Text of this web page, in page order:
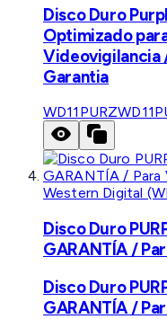
Disco Duro
Optimizado
Videovigilancia
Garantia
WD11PURZ
Western Digital
Disco Duro
GARANTÍA /
Disco Duro
GARANTÍA /